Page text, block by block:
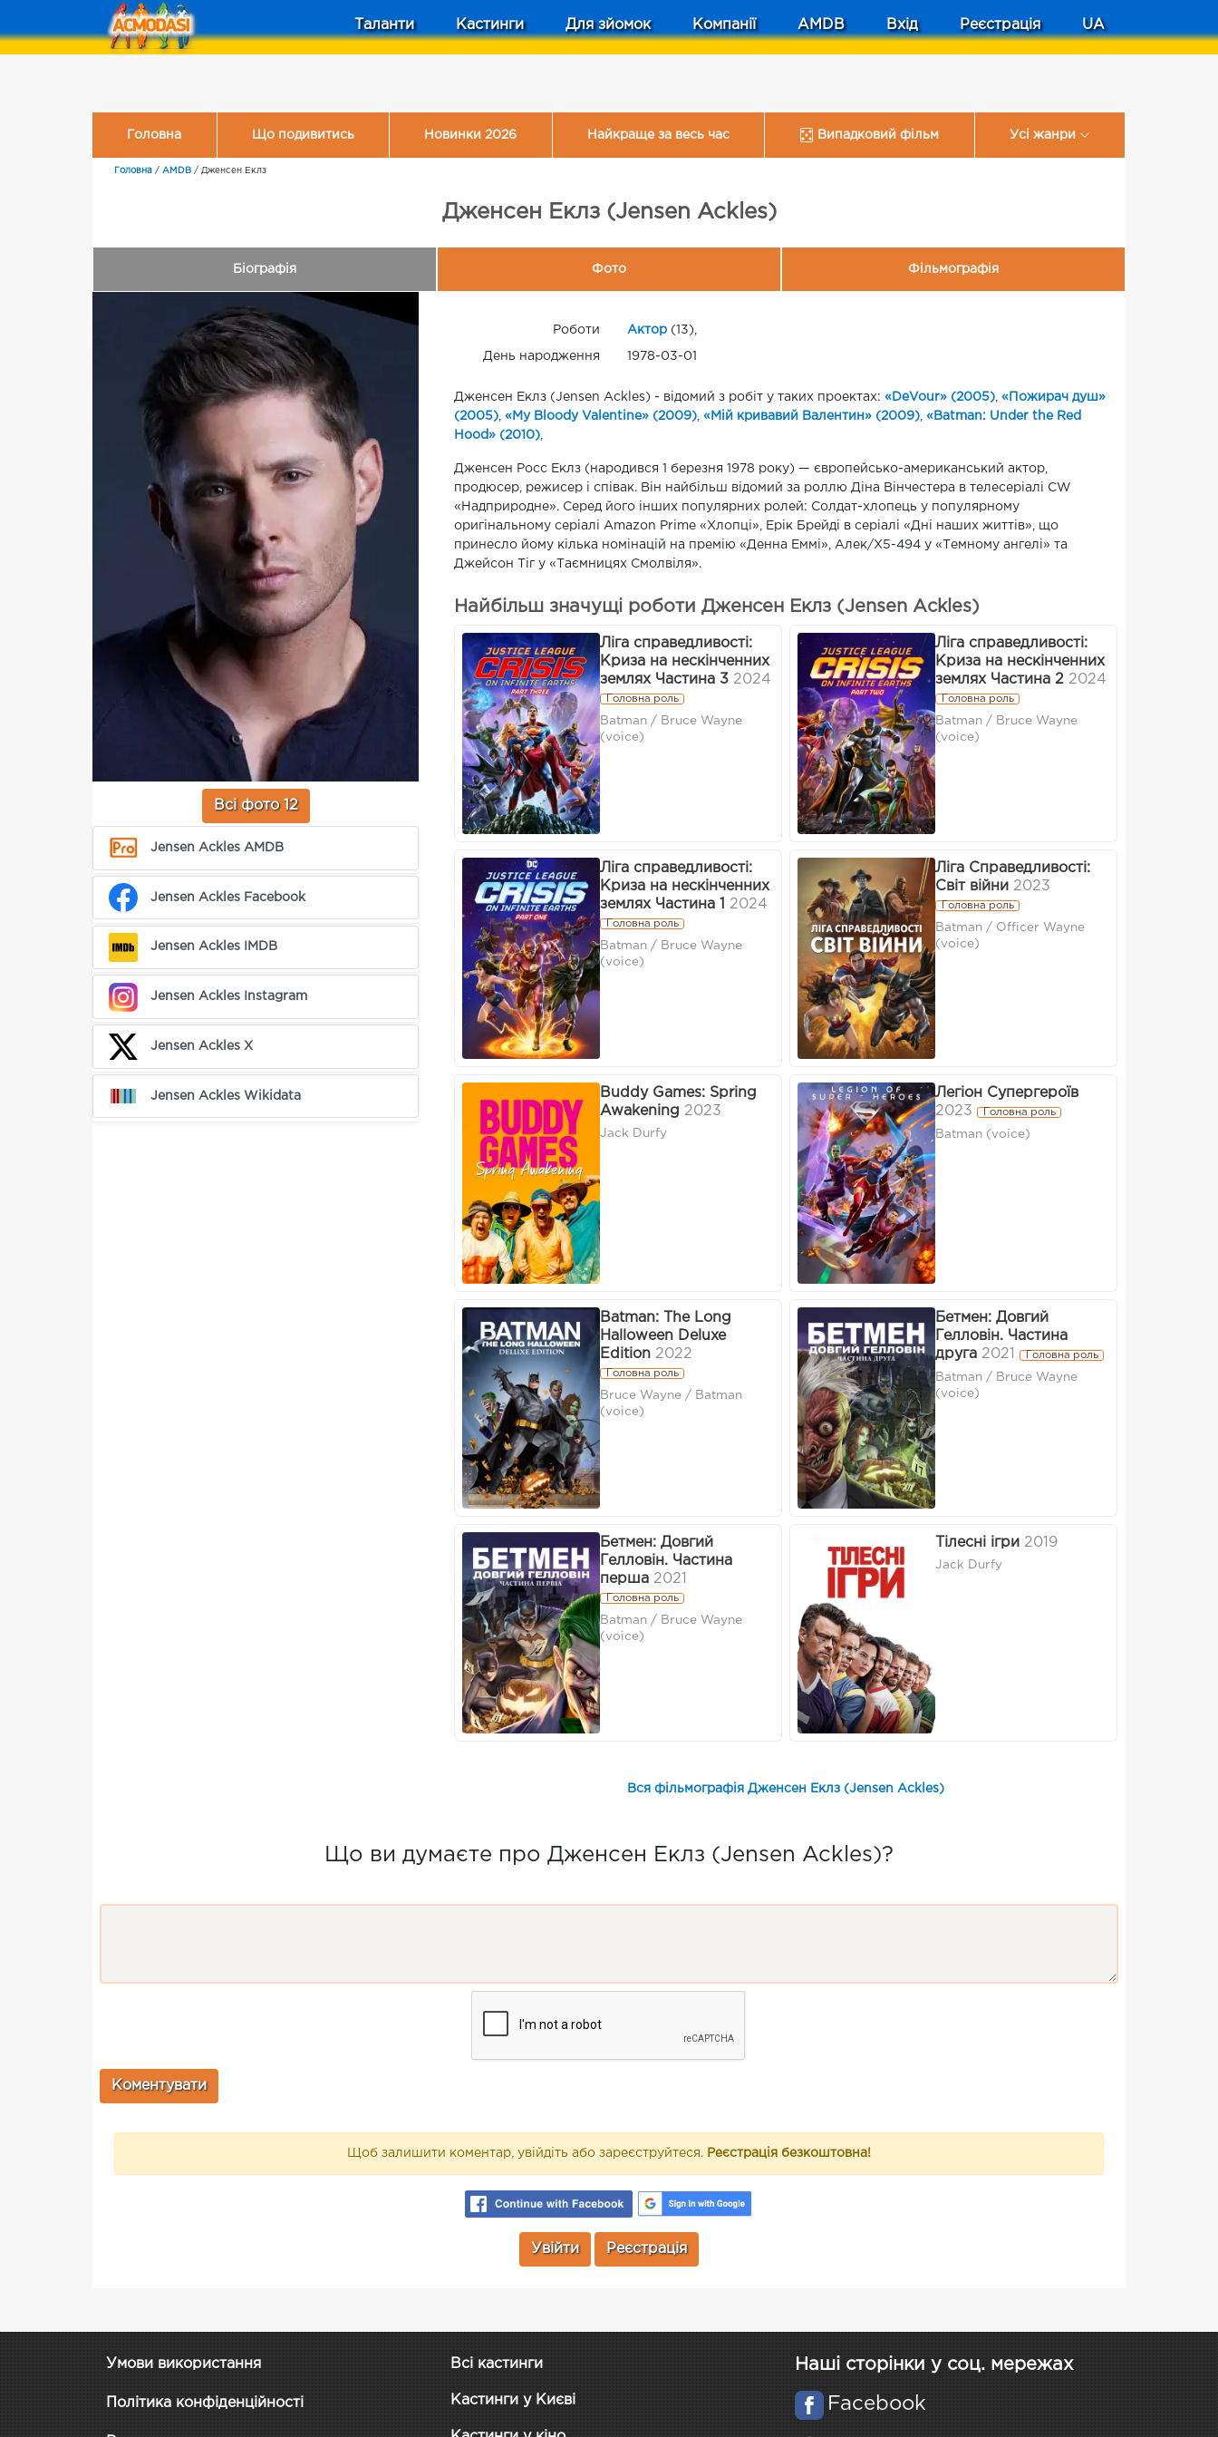
Таланти Кастинги Для зйомок Компанії AMDB Вхід Реєстрація UA
Головна Що подивитись Новинки 2026 Найкраще за весь час Випадковий фільм Усі жанри
Головна / AMDB / Дженсен Еклз
Дженсен Еклз (Jensen Ackles)
Біографія Фото Фільмографія
Всі фото 12
Jensen Ackles AMDB
Jensen Ackles Facebook
Jensen Ackles IMDB
Jensen Ackles Instagram
Jensen Ackles X
Jensen Ackles Wikidata
Роботи Актор(13),
День народження 1978-03-01
Дженсен Еклз (Jensen Ackles) - відомий з робіт у таких проектах: «DeVour» (2005) «Пожирач душ»
(2005) «My Bloody Valentine» (2009) «Мій кривавий Валентин» (2009) «Batman: Under the Red
Hood» (2010)
Дженсен Росс Еклз (народився 1 березня 1978 року) — європейсько-американський актор,
продюсер, режисер і співак. Він найбільш відомий за роллю Діна Вінчестера в телесеріалі CW
«Надприродне». Серед його інших популярних ролей: Солдат-хлопець у популярному
оригінальному серіалі Amazon Prime «Хлопці», Ерік Брейді в серіалі «Дні наших життів», що
принесло йому кілька номінацій на премію «Денна Еммі», Алек/X5-494 у «Темному ангелі» та
Джейсон Тіг у «Таємницях Смолвіля».
Найбільш значущі роботи Дженсен Еклз (Jensen Ackles)
Ліга справедливості:
Криза на нескінченних
землях Частина 3 2024
Головна роль
Batman / Bruce Wayne
(voice)
Ліга справедливості:
Криза на нескінченних
землях Частина 2 2024
Головна роль
Batman / Bruce Wayne
(voice)
Ліга справедливості:
Криза на нескінченних
землях Частина 1
2024
Головна роль
Batman / Bruce Wayne
(voice)
Ліга Справедливості:
Світ війни 2023
Головна роль
Batman / Officer Wayne
(voice)
Buddy Games: Spring
Awakening 2023
Jack Durfy
Легіон Супергероїв
2023
Головна роль
Batman (voice)
Batman: The Long
Halloween Deluxe
Edition 2022
Головна роль
Bruce Wayne / Batman
(voice)
Бетмен: Довгий
Гелловін. Частина
друга 2021 Головна роль
Batman / Bruce Wayne
(voice)
Бетмен: Довгий
Гелловін. Частина
перша 2021
Головна роль
Batman / Bruce Wayne
(voice)
Тілесні ігри 2019
Jack Durfy
Вся фільмографія Дженсен Еклз (Jensen Ackles)
Що ви думаєте про Дженсен Еклз (Jensen Ackles)?
Щоб залишити коментар, увійдіть або зареєструйтеся. Реєстрація безкоштовна!
Увійти Реєстрація
Умови використання
Політика конфіденційності
Всі кастинги
Кастинги у Києві
Наші сторінки у соц. мережах
Facebook